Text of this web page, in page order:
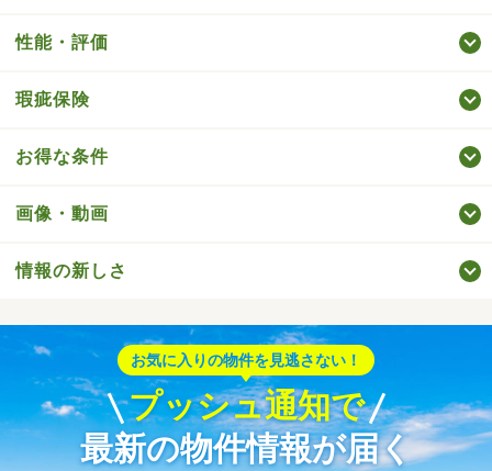
性能・評価
瑕疵保険
お得な条件
画像・動画
情報の新しさ
お気に入りの物件を見逃さない！
プッシュ通知で
最新の物件情報が届く